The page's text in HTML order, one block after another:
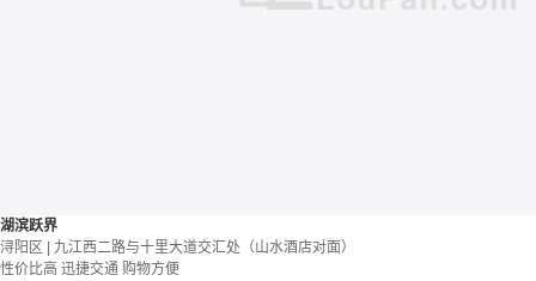
湖滨跃界
浔阳区 | 九江西二路与十里大道交汇处（山水酒店对面）
性价比高 迅捷交通 购物方便